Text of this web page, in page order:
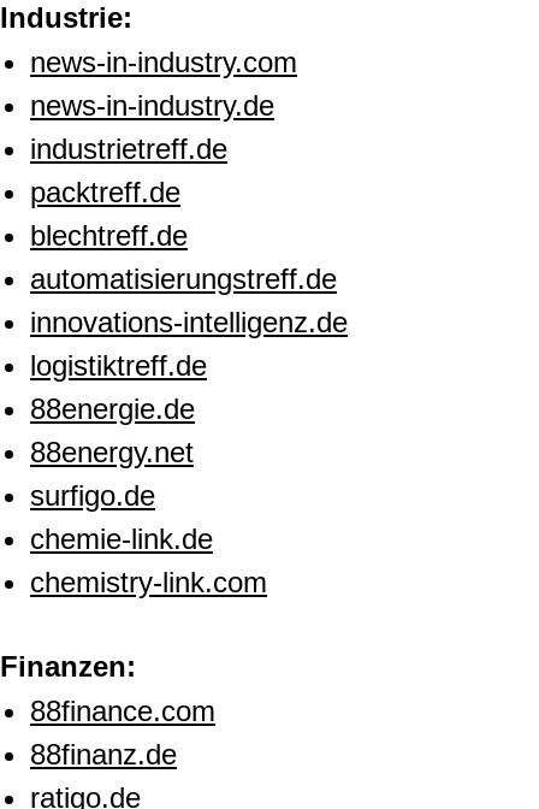
Industrie:
news-in-industry.com
news-in-industry.de
industrietreff.de
packtreff.de
blechtreff.de
automatisierungstreff.de
innovations-intelligenz.de
logistiktreff.de
88energie.de
88energy.net
surfigo.de
chemie-link.de
chemistry-link.com
Finanzen:
88finance.com
88finanz.de
ratigo.de